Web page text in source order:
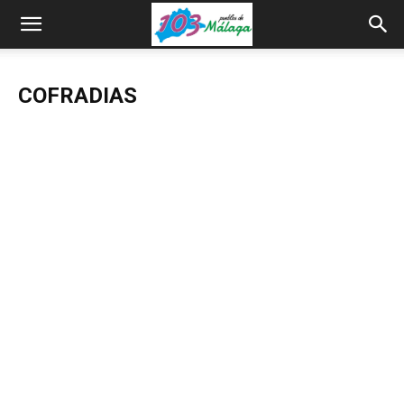
COFRADIAS